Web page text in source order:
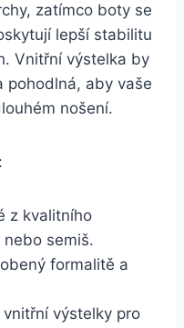
zatímco⁣ boty ‍se
lepší ⁣stabilitu​
Vnitřní výstelka by
pohodlná, aby vaše
nošení.
z ‌kvalitního
semiš.
formalitě a
výstelky pro